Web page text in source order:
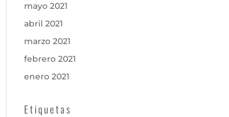
mayo 2021
abril 2021
marzo 2021
febrero 2021
enero 2021
Etiquetas